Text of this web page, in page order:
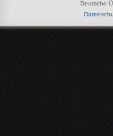
Deutsche